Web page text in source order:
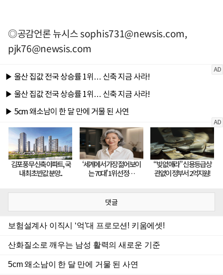
◎공감언론 뉴시스sophis731@newsis.com,
pjk76@newsis.com
댓글